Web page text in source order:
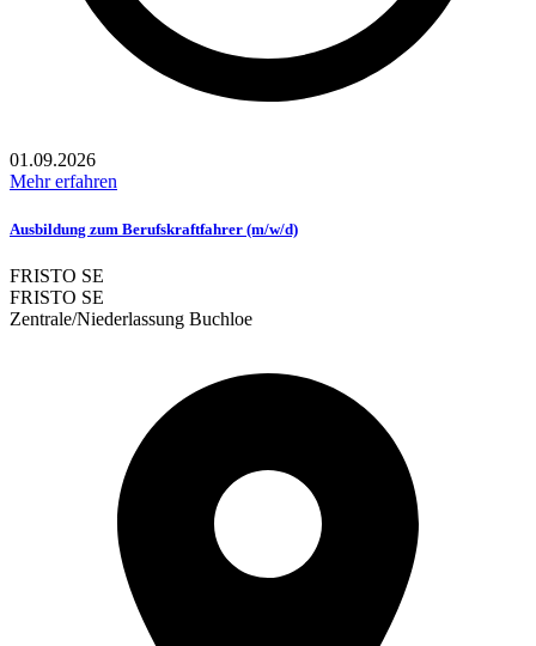
01.09.2026
Mehr erfahren
Ausbildung zum Berufskraftfahrer (m/w/d)
FRISTO SE
FRISTO SE
Zentrale/Niederlassung Buchloe